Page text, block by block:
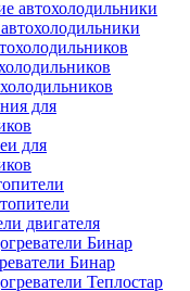
для
для
двигателя
Бинар